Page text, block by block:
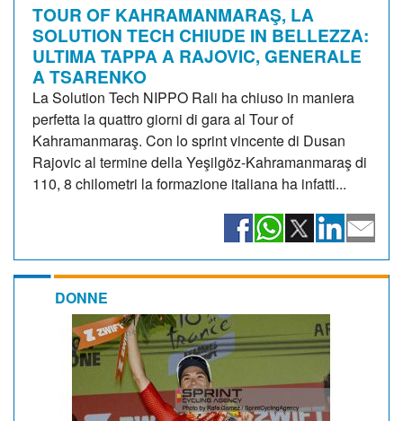
TOUR OF KAHRAMANMARAŞ, LA
SOLUTION TECH CHIUDE IN BELLEZZA:
ULTIMA TAPPA A RAJOVIC, GENERALE
A TSARENKO
La Solution Tech NIPPO Rali ha chiuso in maniera
perfetta la quattro giorni di gara al Tour of
Kahramanmaraş. Con lo sprint vincente di Dusan
Rajovic al termine della Yeşilgöz-Kahramanmaraş di
110, 8 chilometri la formazione italiana ha infatti...
DONNE